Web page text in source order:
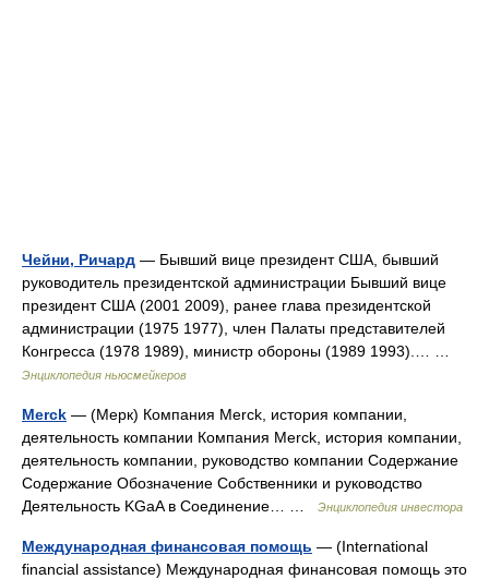
Чейни, Ричард — Бывший вице президент США, бывший
руководитель президентской администрации Бывший вице
президент США (2001 2009), ранее глава президентской
администрации (1975 1977), член Палаты представителей
Конгресса (1978 1989), министр обороны (1989 1993).… …
Энциклопедия ньюсмейкеров
Merck — (Мерк) Компания Merck, история компании,
деятельность компании Компания Merck, история компании,
деятельность компании, руководство компании Содержание
Содержание Обозначение Собственники и руководство
Деятельность KGaA в Соединение… …
Энциклопедия инвестора
Международная финансовая помощь — (International
financial assistance) Международная финансовая помощь это